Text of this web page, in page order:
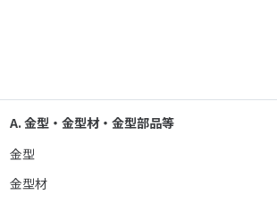
A. 金型・金型材・金型部品等
金型
金型材